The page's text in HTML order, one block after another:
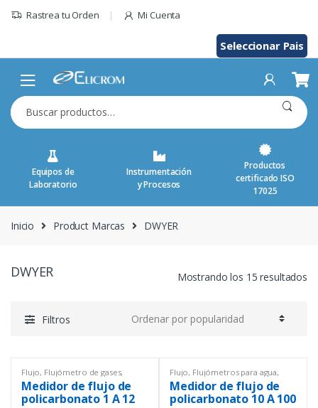
Rastrea tu Orden Mi Cuenta
Seleccionar Pais
Buscar
por:
Equipos de
Laboratorio
Instrumentación
y Procesos
Productos
certificado ISO
17025
Inicio Product Marcas DWYER
DWYER Mostrando los 15 resultados
Filtros
Flujo, Flujómetro de gases,
Flujómetros para agua,
Instrumentación y Procesos,
Rotámetro
Medidor de flujo de
policarbonato 1 A 12
Flujo, Flujómetros para agua,
Instrumentación y Procesos ,
Rotámetro
Medidor de flujo de
policarbonato 10 A 100